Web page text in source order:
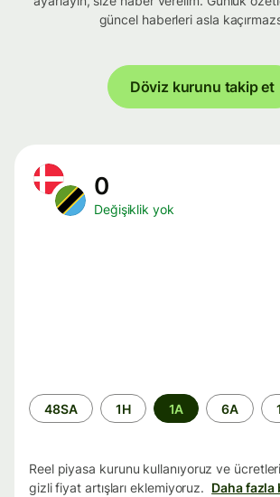
güncel haberleri asla
Döviz kurunu takip et
0
Değişiklik yok
Zaman
aralığı
48SA 1H 1A 6A
Reel piyasa kurunu kullanıyoruz ve
gizli fiyat artışları eklemiyoruz. Daha